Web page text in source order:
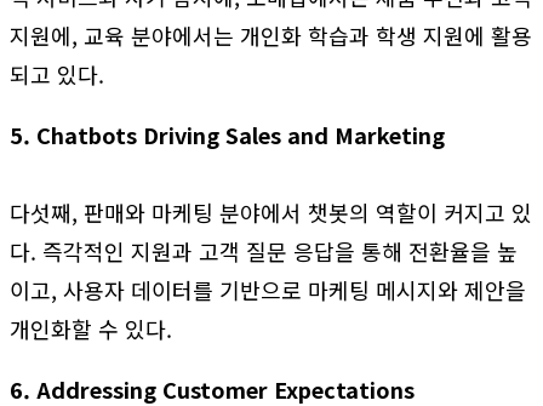
지원에, 교육 분야에서는 개인화 학습과 학생 지원에 활용
되고 있다.
5. Chatbots Driving Sales and Marketing
다섯째, 판매와 마케팅 분야에서 챗봇의 역할이 커지고 있
다. 즉각적인 지원과 고객 질문 응답을 통해 전환율을 높
이고, 사용자 데이터를 기반으로 마케팅 메시지와 제안을
개인화할 수 있다.
6. Addressing Customer Expectations